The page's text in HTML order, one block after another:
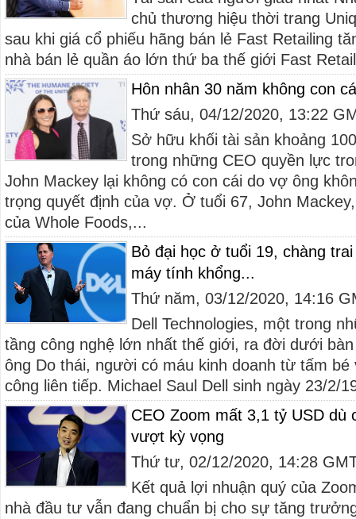
chủ thương hiệu thời trang
sau khi giá cổ phiếu hãng bán lẻ Fast Retailing
nhà bán lẻ quần áo lớn thứ ba thế giới Fast
Hôn nhân 30 năm không con
Thứ sáu, 04/12/2020, 13:22
Sở hữu khối tài sản khoảng
trong những CEO quyền lực
John Mackey lại không có con cái do vợ ông
trọng quyết định của vợ. Ở tuổi 67, John
của Whole Foods,...
Bỏ đại học ở tuổi 19, chàng
máy tính khổng...
Thứ năm, 03/12/2020, 14:16
Dell Technologies, một trong
tầng công nghệ lớn nhất thế giới, ra đời dưới
ông Do thái, người có máu kinh doanh từ tấm
công liên tiếp. Michael Saul Dell sinh ngày 23/2/
CEO Zoom mất 3,1 tỷ USD dù
vượt kỳ vọng
Thứ tư, 02/12/2020, 14:28
Kết quả lợi nhuận quý của
nhà đầu tư vẫn đang chuẩn bị cho sự tăng